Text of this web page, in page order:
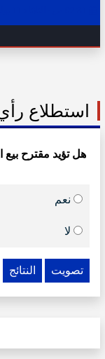
استطلاع
هل تؤيد مقترح بيع
نعم
لا
تصويت النتائج